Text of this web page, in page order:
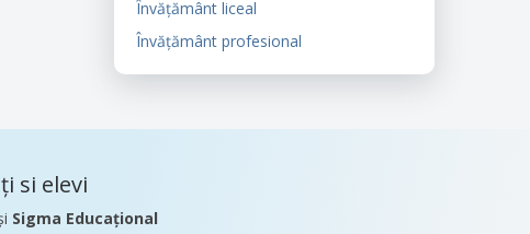
Învățământ liceal
Învățământ profesional
si elevi
Sigma Educațional